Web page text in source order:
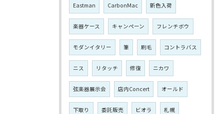
Eastman CarbonMac 新色入荷
楽器ケース キャンペーン フレンチボウ
モダンイタリー 筆 刷毛 コントラバス
ニス リタッチ 修復 ニカワ
弦楽器展示会 店内Concert オールド
下取り 委託販売 ビオラ 札幌